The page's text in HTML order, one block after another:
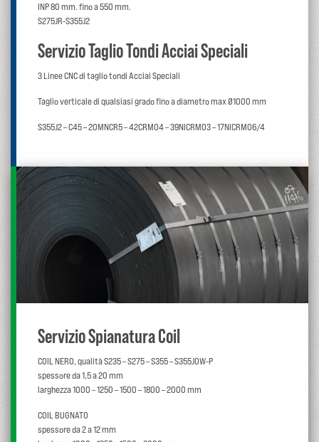
INP 80 mm. fino a 550 mm.
S275JR-S355J2
Servizio Taglio Tondi Acciai Speciali
3 Linee CNC di taglio tondi Acciai Speciali
Taglio verticale di qualsiasi grado fino a diametro max Ø1000 mm
S355J2 – C45 – 20MNCR5 – 42CRMO4 – 39NICRMO3 – 17NICRMO6/4
Servizio Spianatura Coil
COIL NERO, qualità S235 – S275 – S355 – S355JOW-P
spessore da 1,5 a 20 mm
larghezza 1000 – 1250 – 1500 – 1800 – 2000 mm
COIL BUGNATO
spessore da 2 a 12 mm